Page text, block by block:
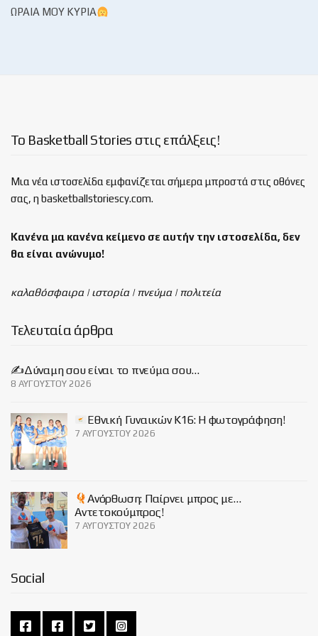
ΩΡΑΊΑ ΜΟΥ ΚΥΡΊΑ
Το Basketball Stories στις επάλξεις!
Μια νέα ιστοσελίδα εμφανίζεται σήμερα μπροστά στις οθόνες
σας, η basketballstoriescy.com.
Κανένα μα κανένα κείμενο σε αυτήν την ιστοσελίδα, δεν
θα είναι ανώνυμο!
καλαθόσφαιρα | ιστορία | πνεύμα | πολιτεία
Τελευταία άρθρα
✍️Δύναμη σου είναι το πνεύμα σου…
8 ΑΥΓΟΎΣΤΟΥ 2026
Εθνική Γυναικών Κ16: Η φωτογράφηση!
7 ΑΥΓΟΎΣΤΟΥ 2026
Ανόρθωση: Παίρνει μπρος με…
Αντετοκούμπρος!
7 ΑΥΓΟΎΣΤΟΥ 2026
Social